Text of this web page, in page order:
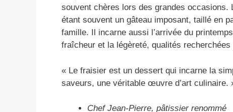
souvent chères lors des grandes occasions.
étant souvent un gâteau imposant, taillé en
famille. Il incarne aussi l’arrivée du
fraîcheur et la légèreté, qualités
« Le fraisier est un dessert qui incarne la
saveurs, une véritable œuvre d’art culinaire.
Chef Jean-Pierre, pâtissier renommé